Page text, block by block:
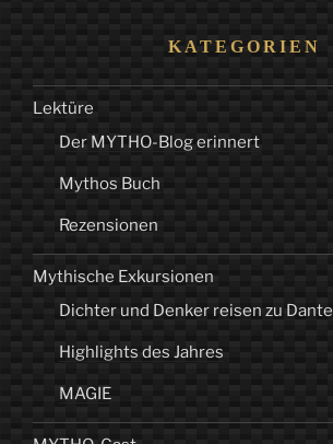
KATEGORIEN
Lektüre
Der MYTHO-Blog erinnert
Mythos Buch
Rezensionen
Mythische Exkursionen
Dichter und Denker reisen zu Dante
Highlights des Jahres
MAGIE